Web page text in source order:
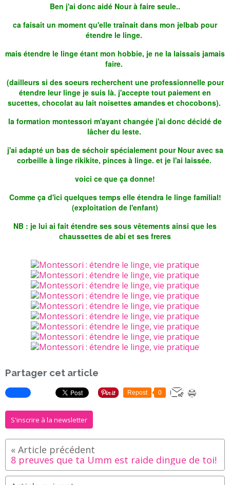
Ben j'ai donc aidé Nour à faire seule..
ca faisait un moment qu'elle traînait dans mon jelbab pour
étendre le linge.
mais étendre le linge étant mon hobbie, je ne la laissais jamais
faire.
(dailleurs si des soeurs recherchent une professionnelle pour
étendre leur linge je suis là. j'accepte tout paiement en
sucettes, chocolat au lait noisettes amandes et chocobons).
la formation montessori m'ayant changée j'ai donc décidé de
lâcher du leste.
j'ai adapté un bas de séchoir spécialement pour Nour avec sa
corbeille à linge rikikite, pinces à linge. et je l'ai laissée.
voici ce que ça donne!
Comme ça d'ici quelques temps elle étendra le linge familial!
(exploitation de l'enfant)
NB : je lui ai fait étendre ses sous vêtements ainsi que les
chaussettes de abi et ses freres
Partager cet article
Repost 0
S'inscrire à la newsletter
8 preuves que ta Umm est raide dingue de toi!